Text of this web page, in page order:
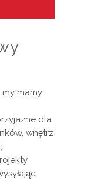
mamy
dla
wnętrz